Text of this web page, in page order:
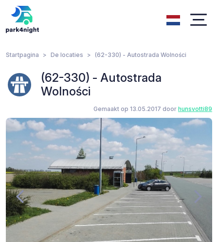
Startpagina De locaties (62-330) - Autostrada Wolności
(62-330) - Autostrada
Wolności
Gemaakt op 13.05.2017 door hunsvotti89